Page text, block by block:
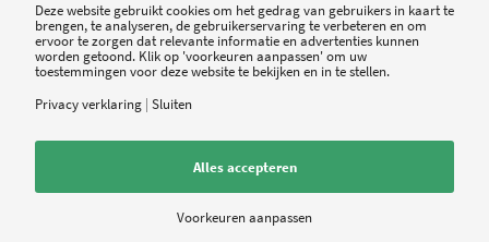
Deze website gebruikt cookies om het gedrag van gebruikers in kaart te
brengen, te analyseren, de gebruikerservaring te verbeteren en om
ervoor te zorgen dat relevante informatie en advertenties kunnen
worden getoond. Klik op 'voorkeuren aanpassen' om uw
toestemmingen voor deze website te bekijken en in te stellen.
Privacy verklaring | Sluiten
Alles accepteren
Voorkeuren aanpassen